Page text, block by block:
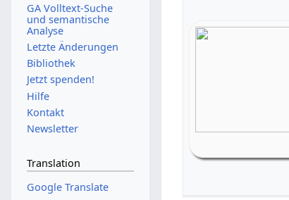
GA Volltext-Suche
und semantische
Analyse
Letzte Änderungen
Bibliothek
Jetzt spenden!
Hilfe
Kontakt
Newsletter
Translation
Google Translate